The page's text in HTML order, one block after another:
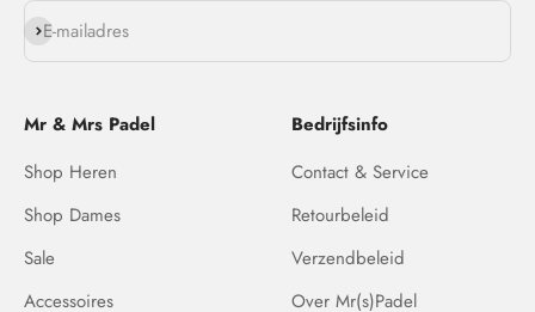
E-mailadres
Abonneren
Mr & Mrs Padel
Shop Heren
Shop Dames
Sale
Accessoires
Bedrijfsinfo
Contact & Service
Retourbeleid
Verzendbeleid
Over Mr(s)Padel